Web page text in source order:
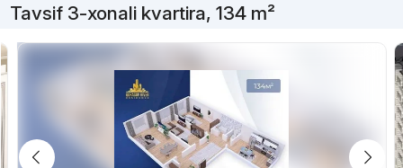
Tavsif 3-xonali kvartira, 134 m²